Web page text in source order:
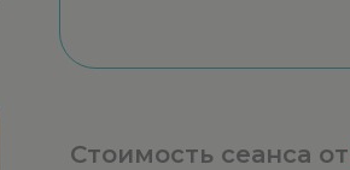
Стоимость сеанса от